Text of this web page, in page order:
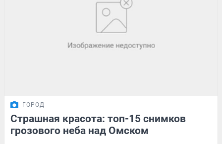
ГОРОД
Страшная красота: топ-15 снимков
грозового неба над Омском